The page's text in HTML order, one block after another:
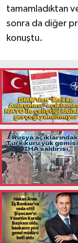
tamamladıktan
sonra da diğer
konuştu.